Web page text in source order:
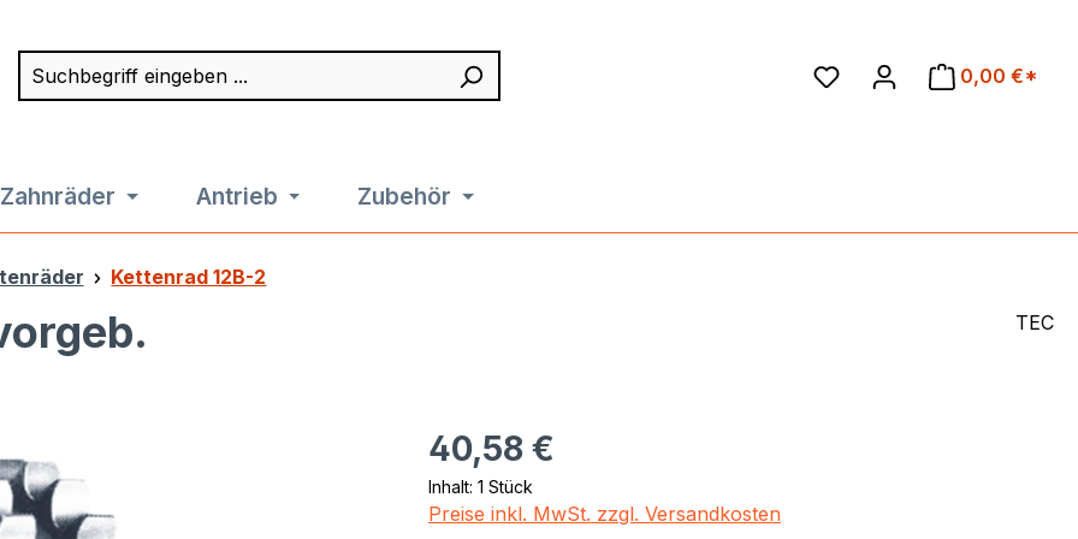
Suchbegriff eingeben ... 0,00 €*
Zahnräder Antrieb Zubehör
Kettenrad 12B-2
TEC
Regulärer Preis:
40,58 €
Inhalt: 1 Stück
Preise inkl. MwSt. zzgl. Versandkosten